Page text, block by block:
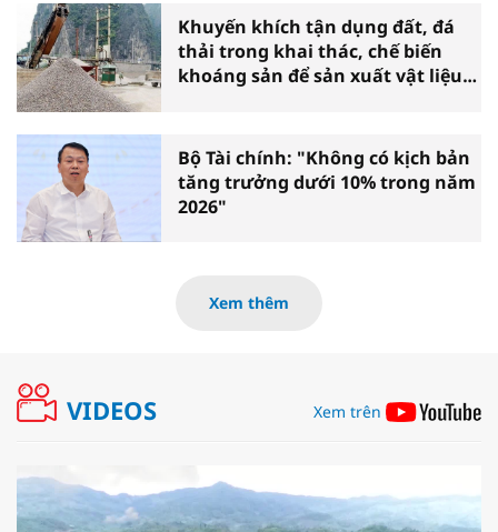
Khuyến khích tận dụng đất, đá
thải trong khai thác, chế biến
khoáng sản để sản xuất vật liệu
Bộ Tài chính: "Không có kịch bản
tăng trưởng dưới 10% trong năm
2026"
Xem thêm
VIDEOS Xem trên